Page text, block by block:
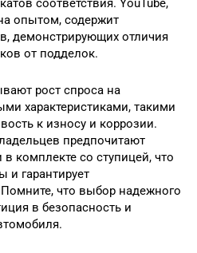
соответствия. YouTube,
опытом, содержит
демонстрирующих отличия
от подделок.
рост спроса на
характеристиками, такими
к износу и коррозии.
предпочитают
комплекте со ступицей, что
и гарантирует
что выбор надежного
в безопасность и